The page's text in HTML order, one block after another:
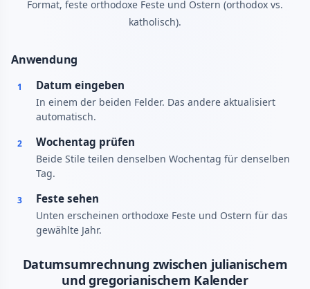
Format, feste orthodoxe Feste und Ostern (orthodox vs.
katholisch).
Anwendung
1 Datum eingeben
In einem der beiden Felder. Das andere aktualisiert
automatisch.
2 Wochentag prüfen
Beide Stile teilen denselben Wochentag für denselben
Tag.
3 Feste sehen
Unten erscheinen orthodoxe Feste und Ostern für das
gewählte Jahr.
Datumsumrechnung zwischen julianischem
und gregorianischem Kalender